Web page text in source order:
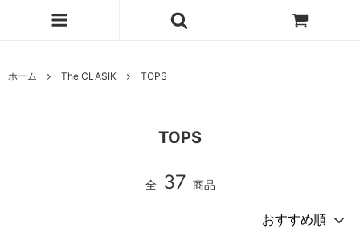
ホーム The CLASIK TOPS
TOPS
全 37 商品